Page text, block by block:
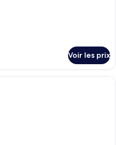
Voir les prix
Coffres-forts dans les chambres,